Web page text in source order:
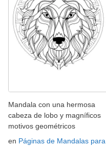
Mandala con una hermosa
cabeza de lobo y magníficos
motivos geométricos
en Páginas de Mandalas para